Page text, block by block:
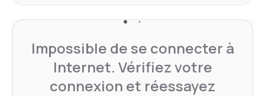
Impossible de se connecter à
Internet. Vérifiez votre
connexion et réessayez